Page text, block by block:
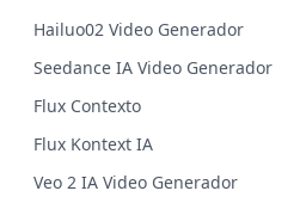
Hailuo02 Video Generador
Seedance IA Video Generador
Flux Contexto
Flux Kontext IA
Veo 2 IA Video Generador